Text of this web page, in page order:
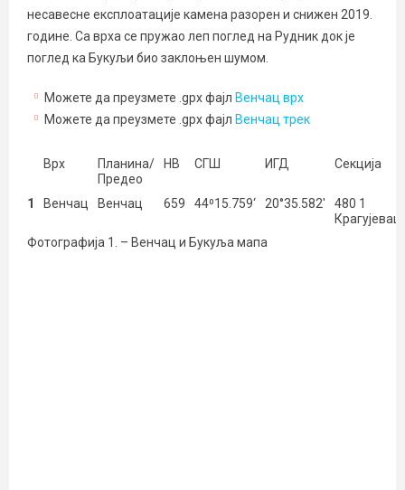
несавесне експлоатације камена разорен и снижен 2019.
године. Са врха се пружао леп поглед на Рудник док је
поглед ка Букуљи био заклоњен шумом.
Можете да преузмете .gpx фајл Венчац врх
Можете да преузмете .gpx фајл Венчац трек
Врх
Планина/
Предео
НВ СГШ ИГД Секција
1 Венчац Венчац 659 44⁰15.759‘ 20°35.582′
480 1
Крагујевац
Фотографија 1. – Венчац и Букуља мапа